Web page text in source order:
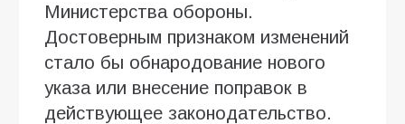
Министерства обороны.
Достоверным признаком изменений
стало бы обнародование нового
указа или внесение поправок в
действующее законодательство.